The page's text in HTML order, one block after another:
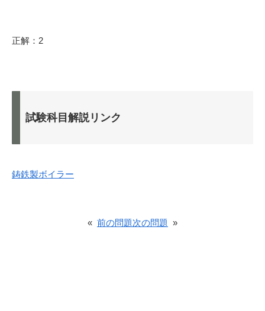
正解：2
試験科目解説リンク
鋳鉄製ボイラー
« 前の問題次の問題 »